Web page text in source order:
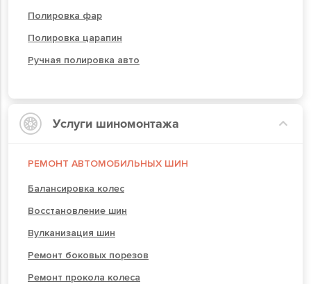
Полировка фар
Полировка царапин
Ручная полировка авто
Услуги шиномонтажа
РЕМОНТ АВТОМОБИЛЬНЫХ ШИН
Балансировка колес
Восстановление шин
Вулканизация шин
Ремонт боковых порезов
Ремонт прокола колеса